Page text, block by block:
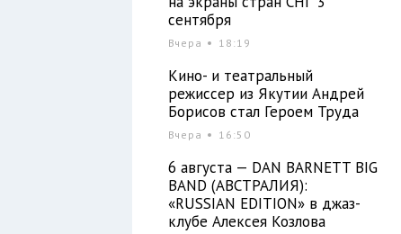
сентября
Вчера 18:19
Кино- и театральный
режиссер из Якутии Андрей
Борисов стал Героем Труда
Вчера 16:50
6 августа — DAN BARNETT BIG
BAND (АВСТРАЛИЯ):
«RUSSIAN EDITION» в джаз-
клубе Алексея Козлова